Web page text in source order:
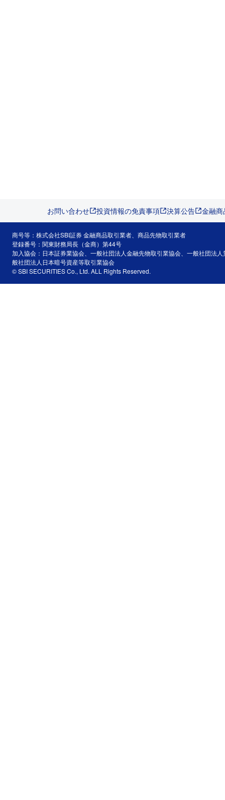
お問い合わせ 投資情報の免責事項 決算公告 金融
商号等：株式会社SBI証券 金融商品取引業者、商品先物取引業者
登録番号：関東財務局長（金商）第44号
加入協会：日本証券業協会、一般社団法人金融先物取引業協会、一般社団法
般社団法人日本暗号資産等取引業協会
© SBI SECURITIES Co., Ltd. ALL Rights Reserved.